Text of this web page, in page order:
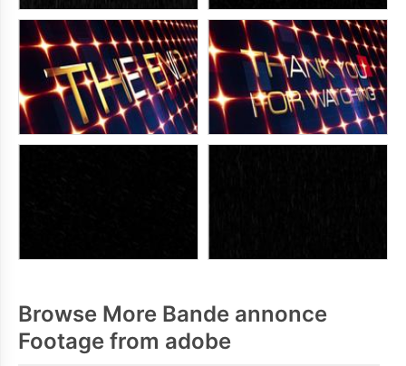
Browse More Bande annonce
Footage from adobe